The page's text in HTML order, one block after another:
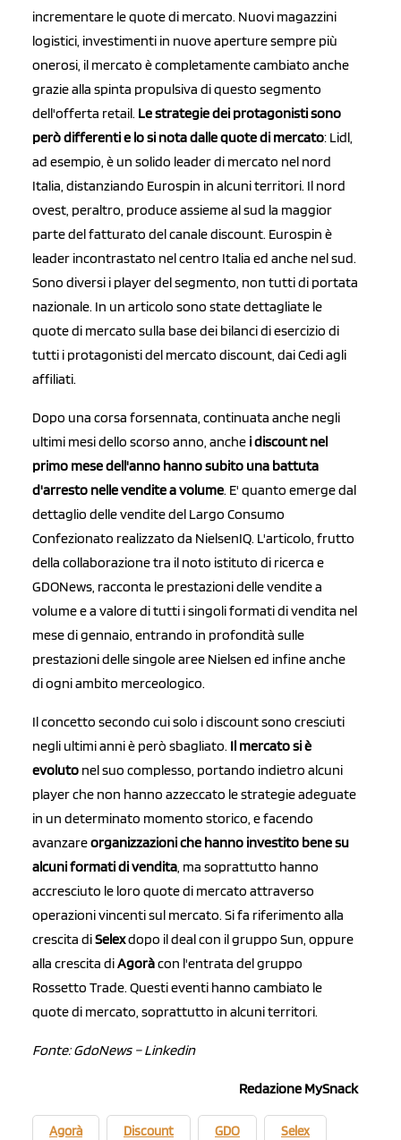
incrementare le quote di mercato. Nuovi magazzini
logistici, investimenti in nuove aperture sempre più
onerosi, il mercato è completamente cambiato anche
grazie alla spinta propulsiva di questo segmento
dell'offerta retail. Le strategie dei protagonisti sono
però differenti e lo si nota dalle quote di mercato: Lidl,
ad esempio, è un solido leader di mercato nel nord
Italia, distanziando Eurospin in alcuni territori. Il nord
ovest, peraltro, produce assieme al sud la maggior
parte del fatturato del canale discount. Eurospin è
leader incontrastato nel centro Italia ed anche nel sud.
Sono diversi i player del segmento, non tutti di portata
nazionale. In un articolo sono state dettagliate le
quote di mercato sulla base dei bilanci di esercizio di
tutti i protagonisti del mercato discount, dai Cedi agli
affiliati.
Dopo una corsa forsennata, continuata anche negli
ultimi mesi dello scorso anno, anche i discount nel
primo mese dell'anno hanno subito una battuta
d'arresto nelle vendite a volume. E' quanto emerge dal
dettaglio delle vendite del Largo Consumo
Confezionato realizzato da NielsenIQ. L'articolo, frutto
della collaborazione tra il noto istituto di ricerca e
GDONews, racconta le prestazioni delle vendite a
volume e a valore di tutti i singoli formati di vendita nel
mese di gennaio, entrando in profondità sulle
prestazioni delle singole aree Nielsen ed infine anche
di ogni ambito merceologico.
Il concetto secondo cui solo i discount sono cresciuti
negli ultimi anni è però sbagliato. Il mercato si è
evoluto nel suo complesso, portando indietro alcuni
player che non hanno azzeccato le strategie adeguate
in un determinato momento storico, e facendo
avanzareorganizzazioni che hanno investito bene su
alcuni formati di vendita, ma soprattutto hanno
accresciuto le loro quote di mercato attraverso
operazioni vincenti sul mercato. Si fa riferimento alla
crescita diSelexdopo il deal con il gruppo Sun, oppure
alla crescita diAgoràcon l'entrata del gruppo
Rossetto Trade. Questi eventi hanno cambiato le
quote di mercato, soprattutto in alcuni territori.
Fonte: GdoNews – Linkedin
Redazione MySnack
Agorà Discount GDO Selex